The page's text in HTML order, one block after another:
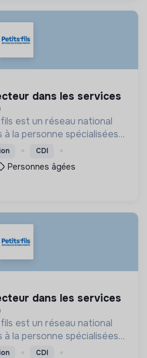
est un réseau national
la personne spécialisées
les personnes âgées.
CDI
Personnes âgées
est un réseau national
la personne spécialisées
les personnes âgées.
CDI